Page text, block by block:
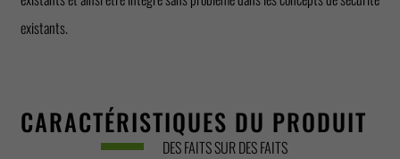
existants.
CARACTÉRISTIQUES DU PRODUIT
DES FAITS SUR DES FAITS